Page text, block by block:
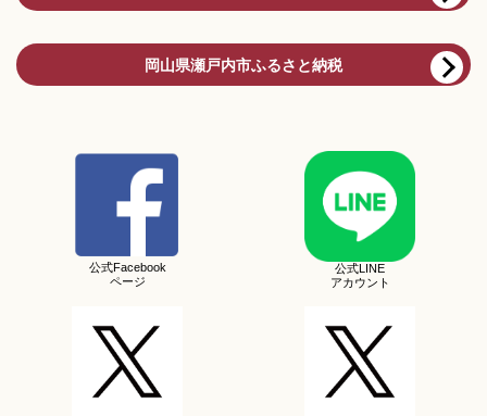
岡山県瀬戸内市ふるさと納税
公式Facebook
ページ
公式LINE
アカウント